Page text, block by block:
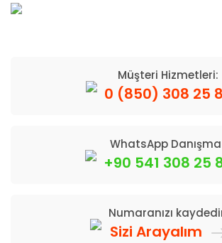
Müşteri Hizmetleri:
0 (850) 308 25
WhatsApp
+90 541 308 25
Numaranızı
Sizi Arayalım